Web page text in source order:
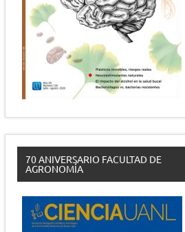
70 ANIVERSARIO FACULTAD DE
AGRONOMÍA